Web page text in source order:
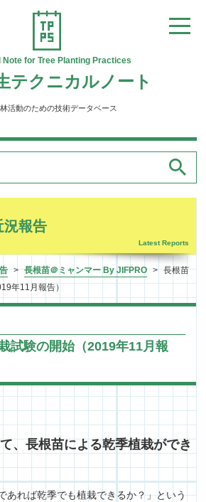
Note for Tree Planting Practices
テクニカルノート
活動のための技術データベース
況報告
> 長根苗＠ミャンマー By JIFPRO > 長根苗
年11月報告）
試験の開始（2019年11月報
、長根苗による乾季植栽ができ
あれば乾季でも植栽できるか？」という